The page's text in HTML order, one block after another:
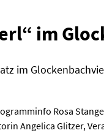
im
im
Rosa
Angelica Glitzer,